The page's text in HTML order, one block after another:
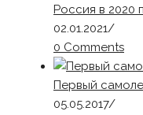
Россия в
02.01.2021/
0 Comments
Первый
05.05.2017/